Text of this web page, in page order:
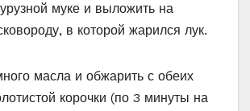
муке и выложить на
в которой жарился лук.
масла и обжарить с обеих
корочки (по 3 минуты на